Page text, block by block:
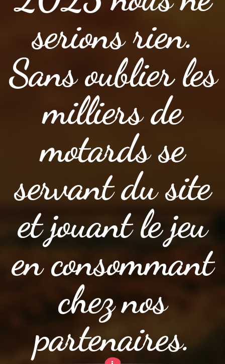
serions rien.
Sans oublier les
milliers de
motards se
servant du site
et jouant le jeu
en consommant
chez nos
partenaires.